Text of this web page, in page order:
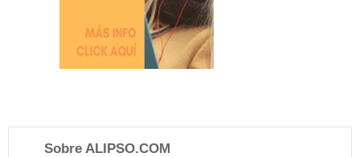
Sobre ALIPSO.COM